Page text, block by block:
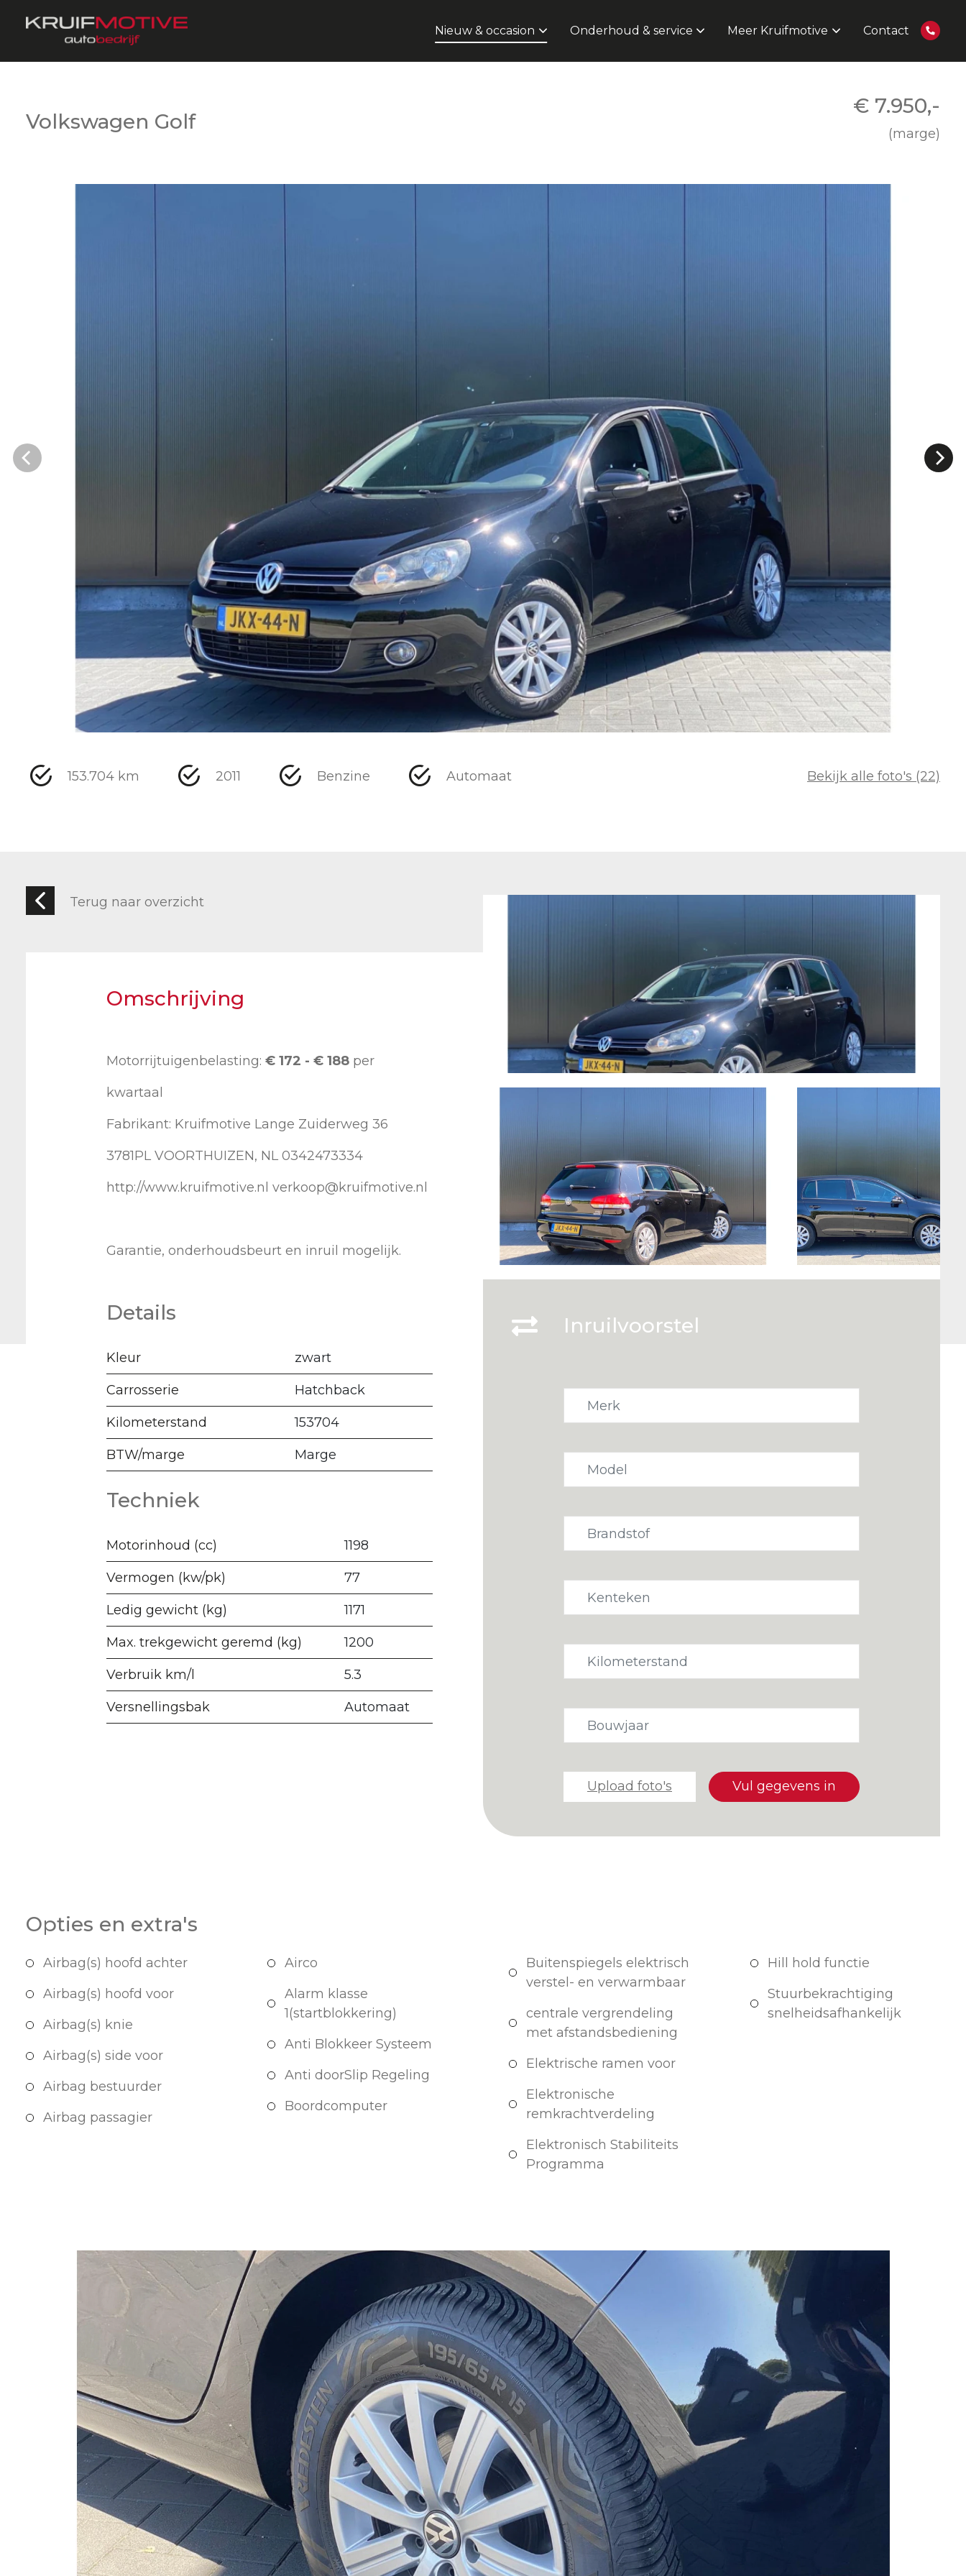
Nieuw & occasion Onderhoud & service Meer Kruifmotive Contact
Volkswagen Golf
€ 7.950,-
(marge)
153.704 km 2011 Benzine Automaat Bekijk alle foto's (22)
Terug naar overzicht
Omschrijving
Motorrijtuigenbelasting: € 172 - € 188 per
kwartaal
Fabrikant: Kruifmotive Lange Zuiderweg 36
3781PL VOORTHUIZEN, NL 0342473334
http://www.kruifmotive.nl verkoop@kruifmotive.nl
Garantie, onderhoudsbeurt en inruil mogelijk.
Details
Kleur zwart
Carrosserie Hatchback
Kilometerstand 153704
BTW/marge Marge
Techniek
Motorinhoud (cc) 1198
Vermogen (kw/pk) 77
Ledig gewicht (kg) 1171
Max. trekgewicht geremd (kg) 1200
Verbruik km/l 5.3
Versnellingsbak Automaat
Inruilvoorstel
Upload foto's Vul gegevens in
Opties en extra's
Airbag(s) hoofd achter
Airbag(s) hoofd voor
Airbag(s) knie
Airbag(s) side voor
Airbag bestuurder
Airbag passagier
Airco
Alarm klasse
1(startblokkering)
Anti Blokkeer Systeem
Anti doorSlip Regeling
Boordcomputer
Buitenspiegels elektrisch
verstel- en verwarmbaar
centrale vergrendeling
met afstandsbediening
Elektrische ramen voor
Elektronische
remkrachtverdeling
Elektronisch Stabiliteits
Programma
Hill hold functie
Stuurbekrachtiging
snelheidsafhankelijk